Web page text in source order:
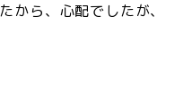
から、心配でしたが、